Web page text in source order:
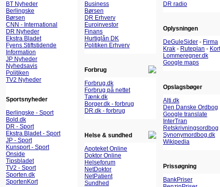
BT Nyheder
Berlingske
Børsen
CNN - International
DR Nyheder
Ekstra Bladet
Fyens Stiftstidende
Information
JP Nyheder
Nyhedsavis
Politiken
TV2 Nyheder
Sportsnyheder
Berlingske - Sport
Bold.dk
DR - Sport
Ekstra Bladet - Sport
JP - Sport
Kunsport - Sport
Onside
Tipsbladet
TV2 - Sport
Sporten.dk
SportenKort
Business
Børsen
DR Erhverv
Euroinvestor
Finans
Hurtiglån DK
Politiken Erhverv
Forbrug
Forbrug.dk
Forbrug på nettet
Tænk.dk
Borger.dk - forbrug
DR.dk - forbrug
Helse & sundhed
Apoteket Online
Doktor Online
Helseforum
NetDoktor
NetPatient
Sundhed
DR radio
Oplysningen
DeGuleSider - Firma
Krak - Ruteplan - Kort
Lommeregner.dk
Google maps
Opslagsbøger
Alti.dk
Den Danske Ordbog
Google translate
InterTran
Retskrivningsordbog
Synonymordbog.dk
Wikipedia
Prissøgning
BankPriser